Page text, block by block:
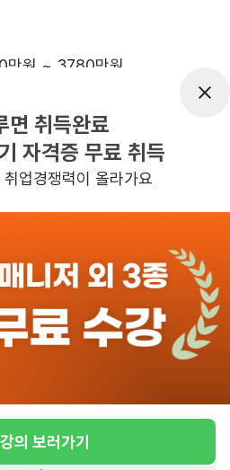
만원 ~ 3780만원
자리정보 더보기
의 일자리 확인하기
면 취득완료
자격증 무료 취득
업경쟁력이 올라가요
의 보러가기